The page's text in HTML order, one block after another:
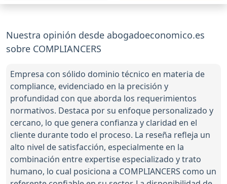
Nuestra opinión desde abogadoeconomico.es
sobre COMPLIANCERS
Empresa con sólido dominio técnico en materia de
compliance, evidenciado en la precisión y
profundidad con que aborda los requerimientos
normativos. Destaca por su enfoque personalizado y
cercano, lo que genera confianza y claridad en el
cliente durante todo el proceso. La reseña refleja un
alto nivel de satisfacción, especialmente en la
combinación entre expertise especializado y trato
humano, lo cual posiciona a COMPLIANCERS como un